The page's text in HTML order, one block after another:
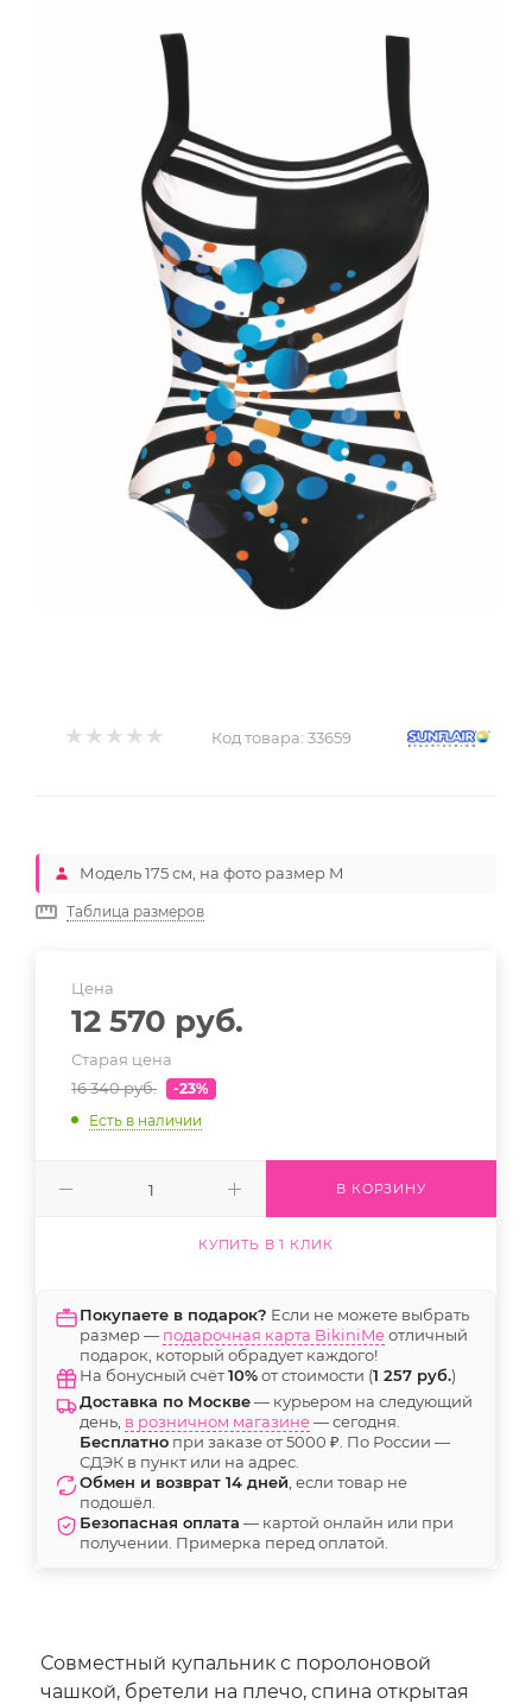
Код товара: 33659
Модель 175 см, на фото размер M
Таблица размеров
Цена
12 570 руб.
Старая цена
16 340руб.
-23%
Есть в наличии
В КОРЗИНУ
КУПИТЬ В 1 КЛИК
Покупаете в подарок? Если не можете выбрать
размер — подарочная карта BikiniMeотличный
подарок, который обрадует каждого!
На бонусный счёт10%от стоимости (1 257 руб.)
Доставка по Москве— курьером на следующий
день, в розничном магазине— сегодня.
Бесплатно при заказе от 5000 ₽. По России —
СДЭК в пункт или на адрес.
Обмен и возврат 14 дней , если товар не
подошёл.
Безопасная оплата — картой онлайн или при
получении. Примерка перед оплатой.
Совместный купальник с поролоновой
чашкой, бретели на плечо, спина открытая